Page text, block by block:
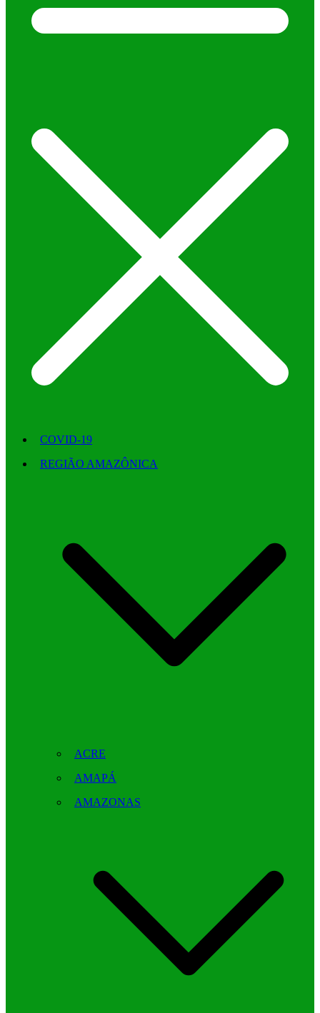
COVID-19
REGIÃO AMAZÔNICA
ACRE
AMAPÁ
AMAZONAS